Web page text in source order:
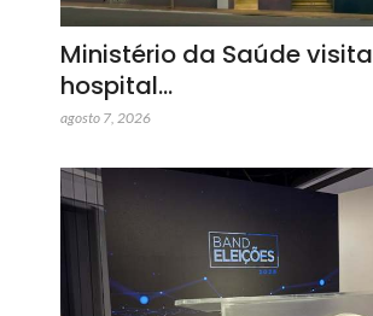
Ministério da Saúde visita
hospital…
agosto 7, 2026